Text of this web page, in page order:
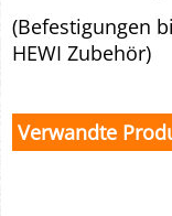
(Befestigungen
HEWI Zubehör)
Verwandte